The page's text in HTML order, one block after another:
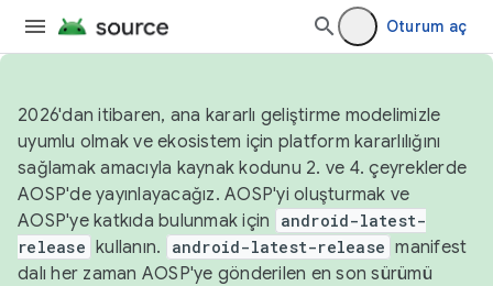
Oturum aç
2026'dan itibaren, ana kararlı geliştirme modelimizle
uyumlu olmak ve ekosistem için platform kararlılığını
sağlamak amacıyla kaynak kodunu 2. ve 4. çeyreklerde
AOSP'de yayınlayacağız. AOSP'yi oluşturmak ve
AOSP'ye katkıda bulunmak için
android-latest-
release kullanın. android-latest-release manifest
dalı her zaman AOSP'ye gönderilen en son sürümü